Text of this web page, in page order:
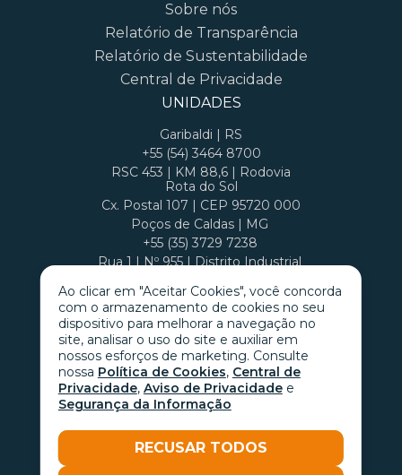
Ao clicar em "Aceitar Cookies", você concorda
com o armazenamento de cookies no seu
dispositivo para melhorar a navegação no
site, analisar o uso do site e auxiliar em
nossos esforços de marketing. Consulte
nossa Política de Cookies, Central de
Privacidade, Aviso de Privacidadee
Segurança da Informação
RECUSAR TODOS
Sobre nós
Relatório de Transparência
Relatório de Sustentabilidade
Central de Privacidade
UNIDADES
Garibaldi | RS
+55 (54) 3464 8700
RSC 453 | KM 88,6 | Rodovia
Rota do Sol
Cx. Postal 107 | CEP 95720 000
Poços de Caldas | MG
+55 (35) 3729 7238
Rua 1 | Nº 955 | Distrito Industrial